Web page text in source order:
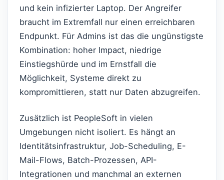
und kein infizierter Laptop. Der Angreifer
braucht im Extremfall nur einen erreichbaren
Endpunkt. Für Admins ist das die ungünstigste
Kombination: hoher Impact, niedrige
Einstiegshürde und im Ernstfall die
Möglichkeit, Systeme direkt zu
kompromittieren, statt nur Daten abzugreifen.
Zusätzlich ist PeopleSoft in vielen
Umgebungen nicht isoliert. Es hängt an
Identitätsinfrastruktur, Job-Scheduling, E-
Mail-Flows, Batch-Prozessen, API-
Integrationen und manchmal an externen